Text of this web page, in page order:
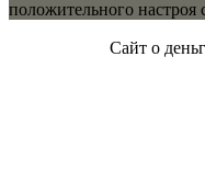
положительного настроя
Сайт о